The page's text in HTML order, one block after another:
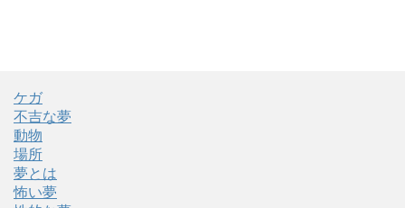
ケガ
不吉な夢
動物
場所
夢とは
怖い夢